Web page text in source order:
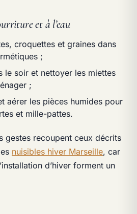
et à l’eau
croquettes et graines dans
;
le soir et nettoyer les miettes
;
aérer les pièces humides pour
et mille-pattes.
gestes recoupent ceux décrits
nuisibles hiver Marseille, car
d’hiver forment un